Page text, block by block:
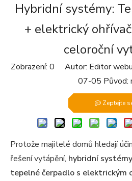
Hybridní systémy:
+ elektrický
celoroční
Zobrazení: 0 Autor: Editor
07-05 Původ:
Zeptejte
Protože majitelé domů hledají
řešení vytápění, hybridní systémy
tepelné čerpadlo s elektrickým